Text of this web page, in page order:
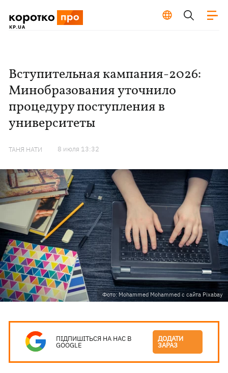
Вступительная кампания-2026:
Минобразования уточнило
процедуру поступления в
университеты
ТАНЯ НАТИ 8 июля 13:32
Фото: Mohammed Mohammed с сайта Pixabay
ПІДПИШІТЬСЯ НА НАС В
GOOGLE
ДОДАТИ
ЗАРАЗ